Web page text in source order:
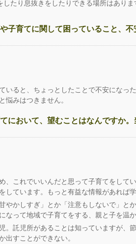
子育てに関して困っていること、
いると、ちょっとしたことで不安になっ
悩みはつきません。
において、望むことはなんですか
、これでいいんだと思って子育てをして
しています。もっと有益な情報があれば
やかしすぎ」とか「注意もしないで」と
なって地域で子育てをする、親と子を温
。託児所があることは知っていますが、
出すことができない。